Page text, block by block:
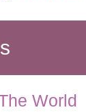
World